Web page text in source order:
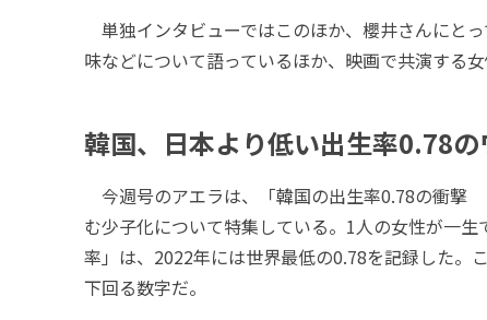
単独インタビューではこのほか、櫻井さんにと
味などについて語っているほか、映画で共演する
韓国、日本より低い出生率0.78の
今週号のアエラは、「韓国の出生率0.78の衝撃
む少子化について特集している。1人の女性が一
率」は、2022年には世界最低の0.78を記録した。
下回る数字だ。